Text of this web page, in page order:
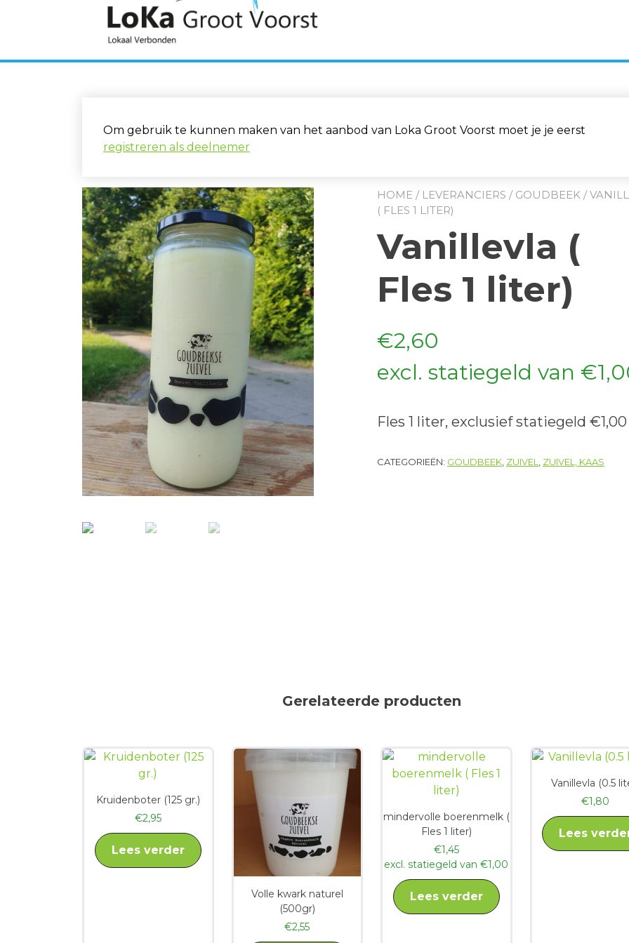
Om gebruik te kunnen maken van het aanbod van Loka Groot Voorst moet je je eerst
registreren als deelnemer
HOME / LEVERANCIERS / GOUDBEEK /
( FLES 1 LITER)
Vanillevla (
Fles 1 liter)
€2,60
excl. statiegeld van €
Fles 1 liter, exclusief statiegeld €1,00
CATEGORIEËN: GOUDBEEK ZUIVEL ZUIVEL, KAAS
Gerelateerde producten
Kruidenboter (125 gr.)
€2,95
Lees verder
Volle kwark naturel
(500gr)
€2,55
mindervolle boerenmelk (
Fles 1 liter)
€1,45
excl. statiegeld van€1,00
Lees verder
Vanillevla (0.5
€1,80
Lees